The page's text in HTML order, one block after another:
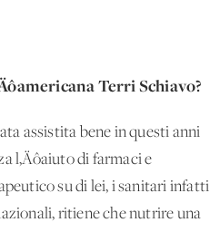
Terri Schiavo?
assistita bene in questi anni
l‚Äôaiuto di farmaci e
su di lei, i sanitari infatti
ritiene che nutrire una